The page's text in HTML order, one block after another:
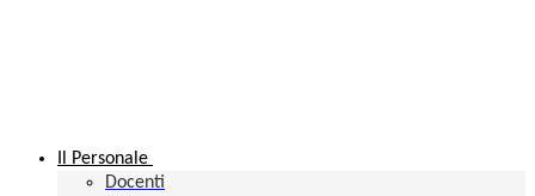
Il Personale
Docenti